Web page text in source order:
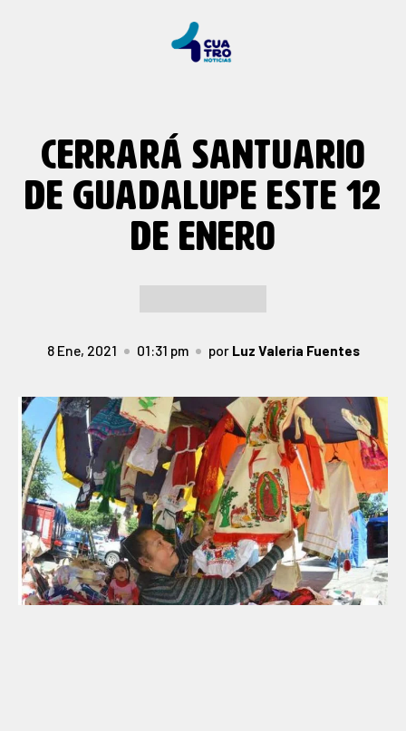
CERRARÁ SANTUARIO
DE GUADALUPE ESTE 12
DE ENERO
8 Ene, 2021 01:31 pm por Luz Valeria Fuentes